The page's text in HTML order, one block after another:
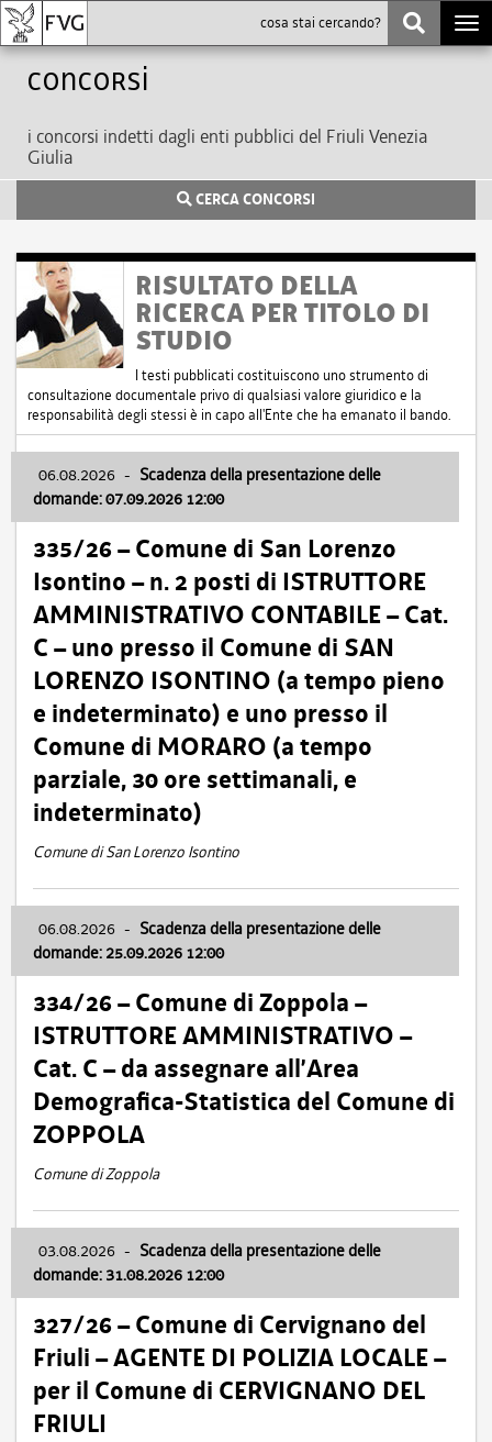
Concorsi
i concorsi indetti dagli enti pubblici del Friuli Venezia
Giulia
CERCA CONCORSI
RISULTATO DELLA
RICERCA PER TITOLO DI
STUDIO
I testi pubblicati costituiscono uno strumento di
consultazione documentale privo di qualsiasi valore giuridico e la
responsabilità degli stessi è in capo all'Ente che ha emanato il bando.
06.08.2026 - Scadenza della presentazione delle
domande: 07.09.2026 12:00
335/26 – Comune di San Lorenzo
Isontino – n. 2 posti di ISTRUTTORE
AMMINISTRATIVO CONTABILE – Cat.
C – uno presso il Comune di SAN
LORENZO ISONTINO (a tempo pieno
e indeterminato) e uno presso il
Comune di MORARO (a tempo
parziale, 30 ore settimanali, e
indeterminato)
Comune di San Lorenzo Isontino
06.08.2026 - Scadenza della presentazione delle
domande: 25.09.2026 12:00
334/26 – Comune di Zoppola –
ISTRUTTORE AMMINISTRATIVO –
Cat. C – da assegnare all’Area
Demografica-Statistica del Comune di
ZOPPOLA
Comune di Zoppola
03.08.2026 - Scadenza della presentazione delle
domande: 31.08.2026 12:00
327/26 – Comune di Cervignano del
Friuli – AGENTE DI POLIZIA LOCALE –
per il Comune di CERVIGNANO DEL
FRIULI